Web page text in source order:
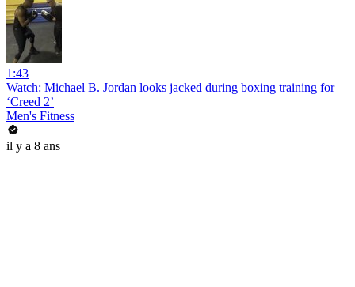
1:43
Watch: Michael B. Jordan looks jacked during boxing training for
‘Creed 2’
Men's Fitness
il y a 8 ans